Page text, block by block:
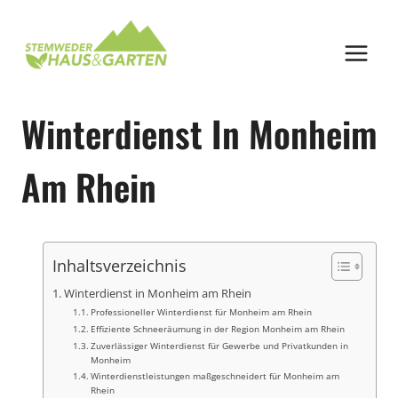
springen
Winterdienst In Monheim
Am Rhein
Inhaltsverzeichnis
Winterdienst in Monheim am Rhein
Professioneller Winterdienst für Monheim am Rhein
Effiziente Schneeräumung in der Region Monheim am Rhein
Zuverlässiger Winterdienst für Gewerbe und Privatkunden in
Monheim
Winterdienstleistungen maßgeschneidert für Monheim am
Rhein